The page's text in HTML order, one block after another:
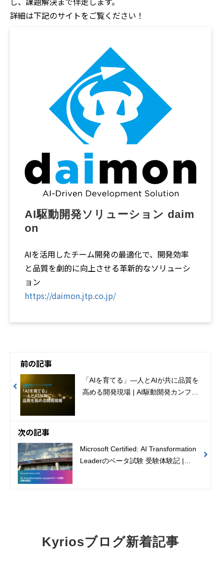
詳細は下記のサイトをご覧ください！
AI駆動開発ソリューション daim
on
AIを活用したチーム開発の最適化で、開発効率
と品質を劇的に向上させる革新的なソリューシ
ョン
https://daimon.jtp.co.jp/
前の記事
「AIを育てる」―人とAIが共に品質を
高める開発現場 | AI駆動開発カンファ
次の記事
Microsoft Certified: AI Transformation
Leaderのベータ試験 受験体験記 |
Kyriosブログ新着記事